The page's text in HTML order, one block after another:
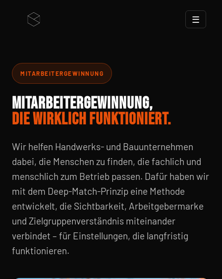
☰
MITARBEITERGEWINNUNG
MITARBEITERGEWINNUNG,
DIE WIRKLICH FUNKTIONIERT.
Wir helfen Handwerks- und Bauunternehmen
dabei, die Menschen zu finden, die fachlich und
menschlich zum Betrieb passen. Dafür haben wir
mit dem Deep-Match-Prinzip eine Methode
entwickelt, die Sichtbarkeit, Arbeitgebermarke
und Zielgruppenverständnis miteinander
verbindet – für Einstellungen, die langfristig
funktionieren.